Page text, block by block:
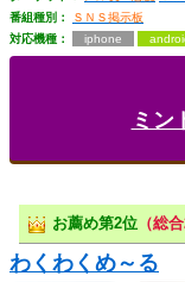
番組種別：
ＳＮＳ掲示板
対応機種：
iphone
ミン
お薦め第2位 （総
わくわくめ～る